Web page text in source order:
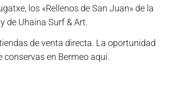
los «Rellenos de San Juan» de la
de Uhaina Surf & Art.
de venta directa. La oportunidad
en Bermeo aquí.